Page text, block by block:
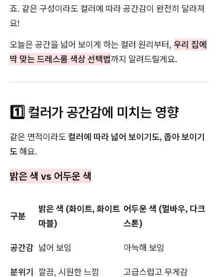
죠. 같은 구성이라도 컬러에 따라 공간감이 완전히 달라져
요!
오늘은 공간을 넓어 보이게 하는 컬러 원리부터, 우리 집에
딱 맞는 드레스룸 색상 선택법까지 알려드릴게요.
1️⃣ 컬러가 공간감에 미치는 영향
같은 면적이라도 컬러에 따라 넓어 보이기도, 좁아 보이기
도해요.
밝은 색 vs 어두운 색
구분
밝은 색 (화이트, 화이트
마블)
어두운 색 (멀바우, 다크
스톤)
공간감 넓어 보임 아늑해 보임
분위기 깔끔, 시원한 느낌 고급스럽고 무게감